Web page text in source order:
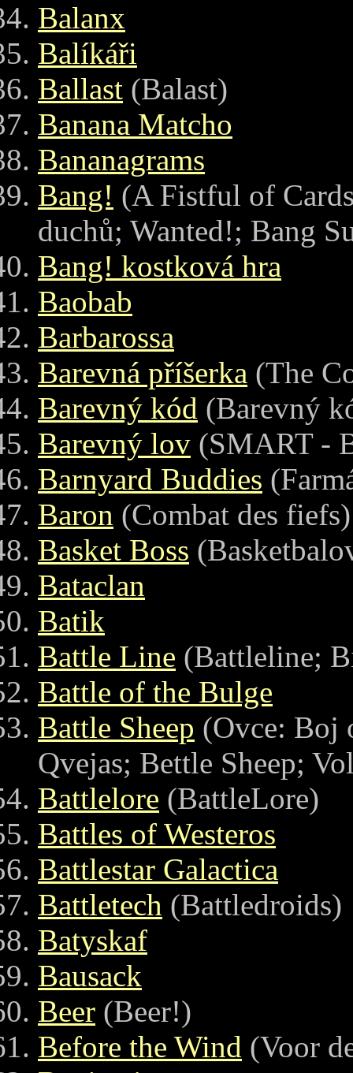
Balanx
Balíkáři
Ballast (Balast)
Banana Matcho
Bananagrams
Bang! (A Fistful of
duchů; Wanted!; Bang
Bang! kostková hra
Baobab
Barbarossa
Barevná příšerka (The
Barevný kód (Barevný
Barevný lov (SMART -
Barnyard Buddies
Baron (Combat des fiefs)
Basket Boss
Bataclan
Batik
Battle Line (Battleline;
Battle of the Bulge
Battle Sheep (Ovce: Boj
Qvejas; Bettle Sheep;
Battlelore (BattleLore)
Battles of Westeros
Battlestar Galactica
Battletech (Battledroids)
Batyskaf
Bausack
Beer (Beer!)
Before the Wind (Voor